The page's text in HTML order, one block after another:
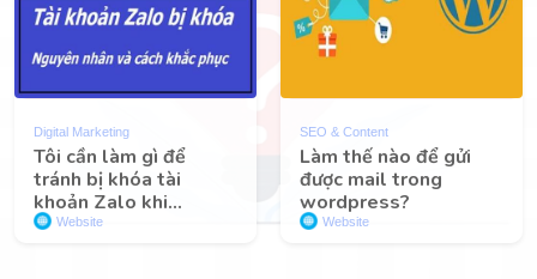
Digital Marketing
Tôi cần làm gì để
tránh bị khóa tài
khoản Zalo khi...
Website
SEO & Content
Làm thế nào để gửi
được mail trong
wordpress?
Website